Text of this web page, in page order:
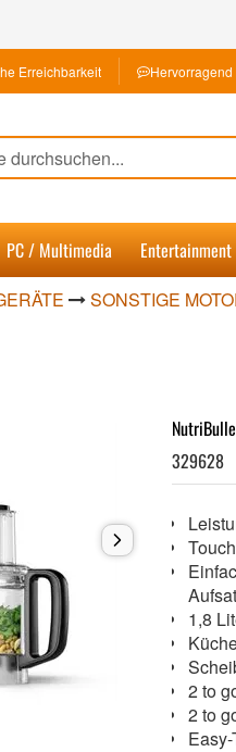
Erreichbarkeit
PC / Multimedia Entertainment
SONSTIGE
329628
1,8
2 to
2 to